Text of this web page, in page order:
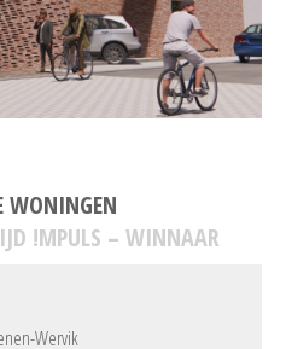
WONINGEN
!MPULS – WINNAAR
Wervik